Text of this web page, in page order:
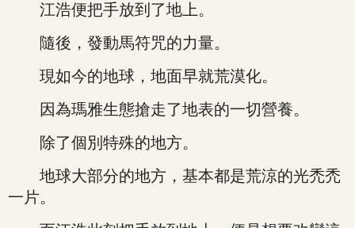
江浩便把手放到了地上。
隨後，發動馬符咒的力量。
現如今的地球，地面早就荒漠化。
因為瑪雅生態搶走了地表的一切營養。
除了個別特殊的地方。
地球大部分的地方，基本都是荒涼的光禿禿
一片。